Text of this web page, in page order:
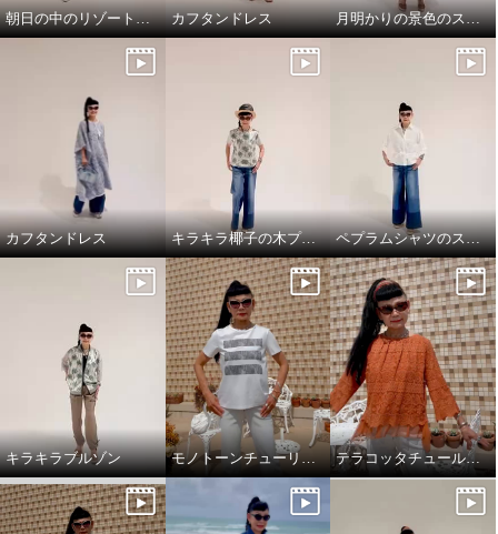
朝日の中のリゾート地の景色のスカートと、ドレスシャツ カフタンドレス 月明かりの景色のスカートで，リラックス!
カフタンドレス キラキラ椰子の木プルオーバーでワクワクスタイリング ペプラムシャツのスタイリング
キラキラブルゾン モノトーンチューリップ柄のTシャツ テラコッタチュールレースプルオーバー。